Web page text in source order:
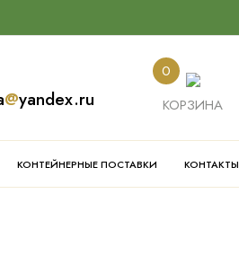
@yandex.ru
0
КОРЗИНА
КОНТЕЙНЕРНЫЕ ПОСТАВКИ КОНТАКТЫ